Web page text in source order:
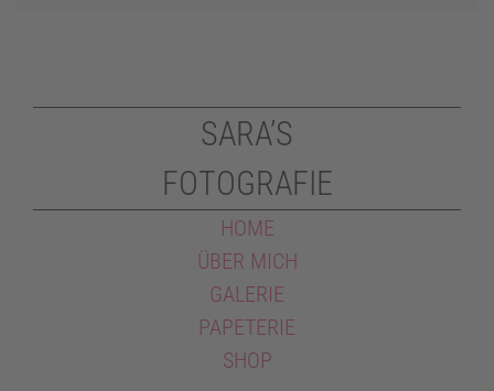
SARA’S
FOTOGRAFIE
HOME
ÜBER MICH
GALERIE
PAPETERIE
SHOP